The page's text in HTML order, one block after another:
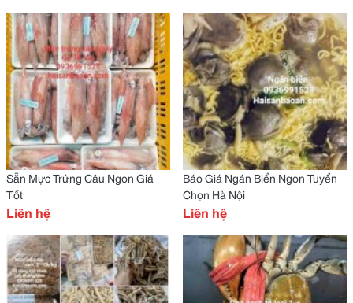
Sẵn Mực Trứng Câu Ngon Giá
Tốt
Liên hệ
Báo Giá Ngán Biển Ngon Tuyển
Chọn Hà Nội
Liên hệ